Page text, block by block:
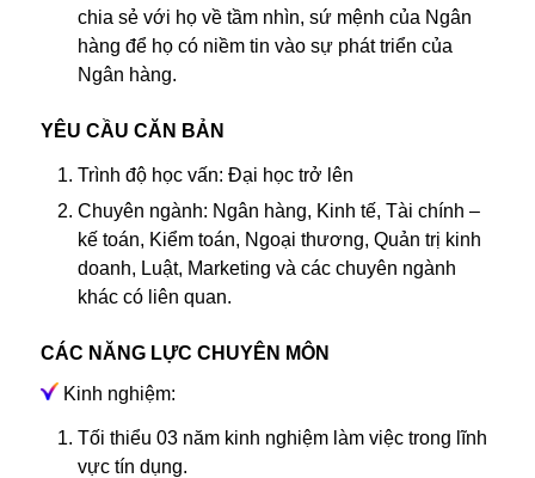
chia sẻ với họ về tầm nhìn, sứ mệnh của Ngân
hàng để họ có niềm tin vào sự phát triển của
Ngân hàng.
YÊU CẦU CĂN BẢN
Trình độ học vấn: Đại học trở lên
Chuyên ngành: Ngân hàng, Kinh tế, Tài chính –
kế toán, Kiểm toán, Ngoại thương, Quản trị kinh
doanh, Luật, Marketing và các chuyên ngành
khác có liên quan.
CÁC NĂNG LỰC CHUYÊN MÔN
Kinh nghiệm:
Tối thiểu 03 năm kinh nghiệm làm việc trong lĩnh
vực tín dụng.